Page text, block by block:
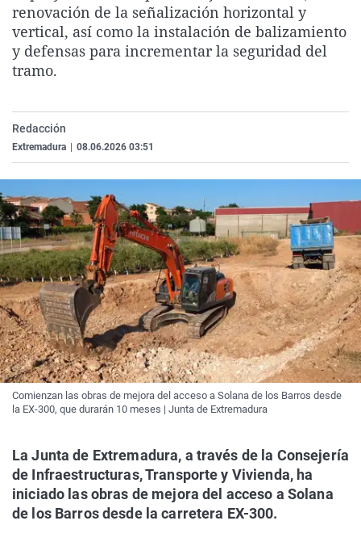
La rosa de los vientos
Gente viajera
Caso
Retornados
Extremadura
Galicia
Virales
Televisión
renovación de la señalización horizontal y
vertical, así como la instalación de balizamiento
y defensas para incrementar la seguridad del
tramo.
Redacción
Extremadura 08.06.2026 03:51
Comienzan las obras de mejora del acceso a Solana de los Barros desde
la EX-300, que durarán 10 meses | Junta de Extremadura
La Junta de Extremadura, a través de la Consejería
de Infraestructuras, Transporte y Vivienda, ha
iniciado las obras de mejora del acceso a Solana
de los Barros desde la carretera EX-300.